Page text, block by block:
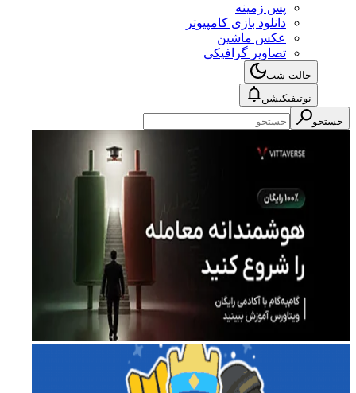
پس زمینه
دانلود بازی کامپیوتر
عکس ماشین
تصاویر گرافیکی
حالت شب
نوتیفیکیشن
جستجو